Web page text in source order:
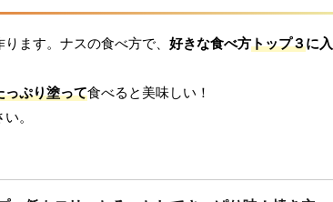
ます。ナスの食べ方で、 好きな食べ方トップ３に入
っぷり塗って食べると美味しい！
。